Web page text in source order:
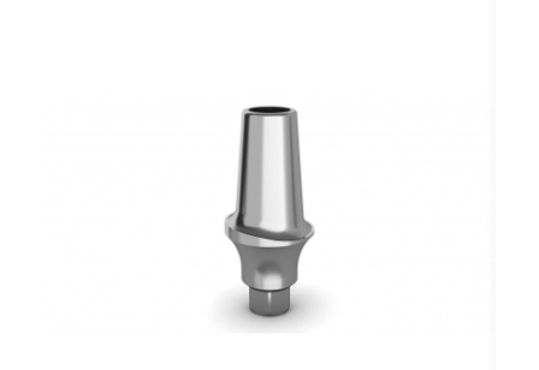
Outils
Solutions régénératives
DigiTag
Recherche